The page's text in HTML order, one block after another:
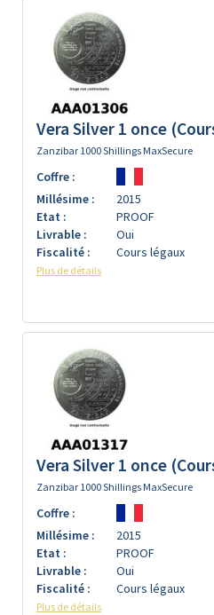
Vera Silver 1 once
Zanzibar 1000 Shillings MaxSecure
Coffre :
Millésime :
2015
Etat :
PROOF
Livrable :
Oui
Fiscalité :
Cours légaux
Plus de détails
Vera Silver 1 once
Zanzibar 1000 Shillings MaxSecure
Coffre :
Millésime :
2015
Etat :
PROOF
Livrable :
Oui
Fiscalité :
Cours légaux
Plus de détails